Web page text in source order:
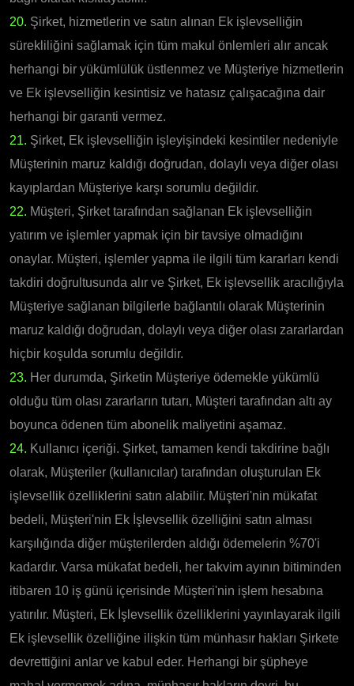
20. Şirket, hizmetlerin ve satın alınan Ek işlevselliğin
sürekliliğini sağlamak için tüm makul önlemleri alır ancak
herhangi bir yükümlülük üstlenmez ve Müşteriye hizmetlerin
ve Ek işlevselliğin kesintisiz ve hatasız çalışacağına dair
herhangi bir garanti vermez.
21. Şirket, Ek işlevselliğin işleyişindeki kesintiler nedeniyle
Müşterinin maruz kaldığı doğrudan, dolaylı veya diğer olası
kayıplardan Müşteriye karşı sorumlu değildir.
22. Müşteri, Şirket tarafından sağlanan Ek işlevselliğin
yatırım ve işlemler yapmak için bir tavsiye olmadığını
onaylar. Müşteri, işlemler yapma ile ilgili tüm kararları kendi
takdiri doğrultusunda alır ve Şirket, Ek işlevsellik aracılığıyla
Müşteriye sağlanan bilgilerle bağlantılı olarak Müşterinin
maruz kaldığı doğrudan, dolaylı veya diğer olası zararlardan
hiçbir koşulda sorumlu değildir.
23. Her durumda, Şirketin Müşteriye ödemekle yükümlü
olduğu tüm olası zararların tutarı, Müşteri tarafından altı ay
boyunca ödenen tüm abonelik maliyetini aşamaz.
24. Kullanıcı içeriği. Şirket, tamamen kendi takdirine bağlı
olarak, Müşteriler (kullanıcılar) tarafından oluşturulan Ek
işlevsellik özelliklerini satın alabilir. Müşteri'nin mükafat
bedeli, Müşteri'nin Ek İşlevsellik özelliğini satın alması
karşılığında diğer müşterilerden aldığı ödemelerin %70'i
kadardır. Varsa mükafat bedeli, her takvim ayının bitiminden
itibaren 10 iş günü içerisinde Müşteri'nin işlem hesabına
yatırılır. Müşteri, Ek İşlevsellik özelliklerini yayınlayarak ilgili
Ek işlevsellik özelliğine ilişkin tüm münhasır hakları Şirkete
devrettiğini anlar ve kabul eder. Herhangi bir şüpheye